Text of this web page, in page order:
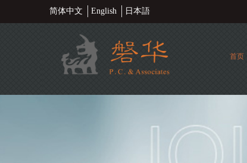
首页
简体中文 English 日本語